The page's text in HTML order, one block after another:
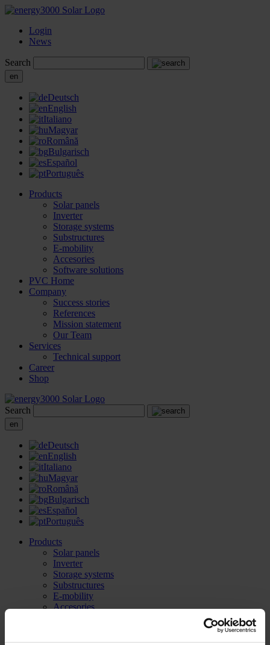
Login
News
Search
en
Deutsch
English
Italiano
Magyar
Română
Bulgarisch
Español
Português
Products
Solar panels
Inverter
Storage systems
Substructures
E-mobility
Accesories
Software solutions
PVC Home
Company
Success stories
References
Mission statement
Our Team
Services
Technical support
Career
Shop
Search
en
Deutsch
English
Italiano
Magyar
Română
Bulgarisch
Español
Português
Products
Solar panels
Inverter
Storage systems
Substructures
E-mobility
Accesories